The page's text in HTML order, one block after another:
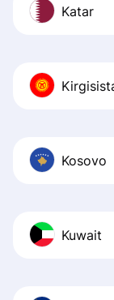
Katar
Kosovo
Kuwait